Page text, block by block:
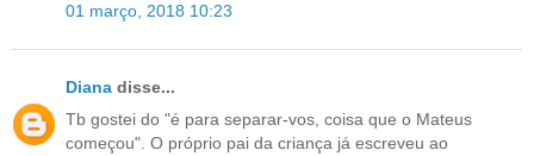
01 março, 2018 10:23
Diana disse...
Tb gostei do "é para separar-vos, coisa que o Mateus
começou". O próprio pai da criança já escreveu ao